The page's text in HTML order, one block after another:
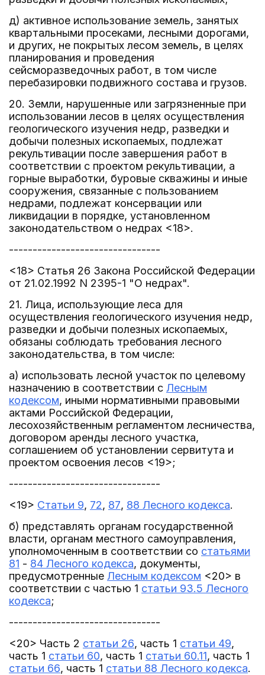
д) активное использование земель, занятых
квартальными просеками, лесными дорогами,
и других, не покрытых лесом земель, в целях
планирования и проведения
сейсморазведочных работ, в том числе
перебазировки подвижного состава и грузов.
20. Земли, нарушенные или загрязненные при
использовании лесов в целях осуществления
геологического изучения недр, разведки и
добычи полезных ископаемых, подлежат
рекультивации после завершения работ в
соответствии с проектом рекультивации, а
горные выработки, буровые скважины и иные
сооружения, связанные с пользованием
недрами, подлежат консервации или
ликвидации в порядке, установленном
законодательством о недрах <18>.
--------------------------------
<18> Статья 26 Закона Российской Федерации
от 21.02.1992 N 2395-1 "О недрах".
21. Лица, использующие леса для
осуществления геологического изучения недр,
разведки и добычи полезных ископаемых,
обязаны соблюдать требования лесного
законодательства, в том числе:
а) использовать лесной участок по целевому
назначению в соответствии с Лесным
кодексом, иными нормативными правовыми
актами Российской Федерации,
лесохозяйственным регламентом лесничества,
договором аренды лесного участка,
соглашением об установлении сервитута и
проектом освоения лесов <19>;
--------------------------------
<19> Статьи 9, 72, 87, 88 Лесного кодекса.
б) представлять органам государственной
власти, органам местного самоуправления,
уполномоченным в соответствии со статьями
81 - 84 Лесного кодекса, документы,
предусмотренные Лесным кодексом <20> в
соответствии с частью 1 статьи 93.5 Лесного
кодекса;
--------------------------------
<20> Часть 2 статьи 26, часть 1 статьи 49,
часть 1 статьи 60, часть 1 статьи 60.11, часть 1
статьи 66, часть 1 статьи 88 Лесного кодекса.